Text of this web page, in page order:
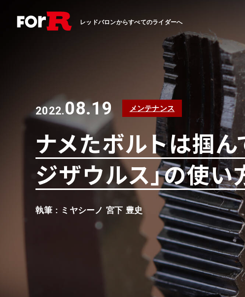
レッドバロンからすべてのライダーへ
2022.08.19 メンテナンス
ナメたボルトは掴
ジザウルス」の使
執筆 : ミヤシーノ 宮下 豊史